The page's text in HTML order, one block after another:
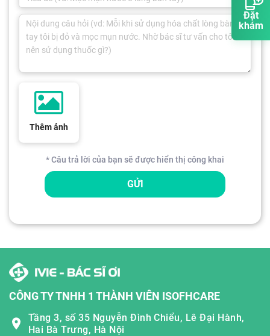
Đặt
khám
Thêm ảnh
* Câu trả lời của bạn sẽ được hiển thị công khai
GỬI
CÔNG TY TNHH 1 THÀNH VIÊN ISOFHCARE
Tầng 3, số 35 Nguyễn Đình Chiểu, Lê Đại Hành,
Hai Bà Trưng, Hà Nội